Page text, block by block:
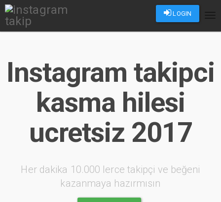
LOGIN
Instagram takipci
kasma hilesi
ucretsiz 2017
Her dakika 10.000 lerce takipçi ve beğeni
kazanmaya hazırmısın